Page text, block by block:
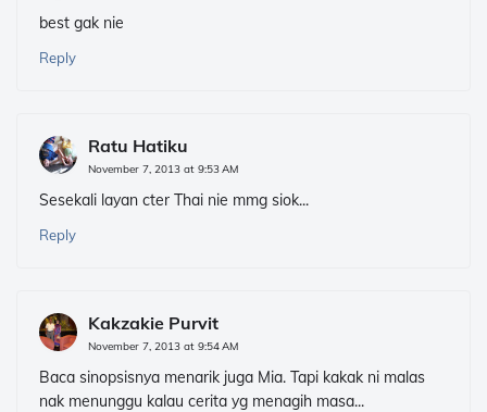
best gak nie
Reply
Ratu Hatiku
November 7, 2013 at 9:53 AM
Sesekali layan cter Thai nie mmg siok...
Reply
Kakzakie Purvit
November 7, 2013 at 9:54 AM
Baca sinopsisnya menarik juga Mia. Tapi kakak ni malas
nak menunggu kalau cerita yg menagih masa...